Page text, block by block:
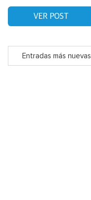
VER POST
Entradas más nuevas